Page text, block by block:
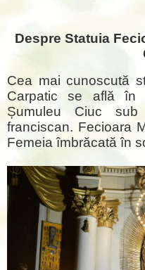
Despre Statuia
Cea mai cunoscută
Carpatic se află în
Șumuleu Ciuc sub
franciscan. Fecioara
Femeia îmbrăcată în